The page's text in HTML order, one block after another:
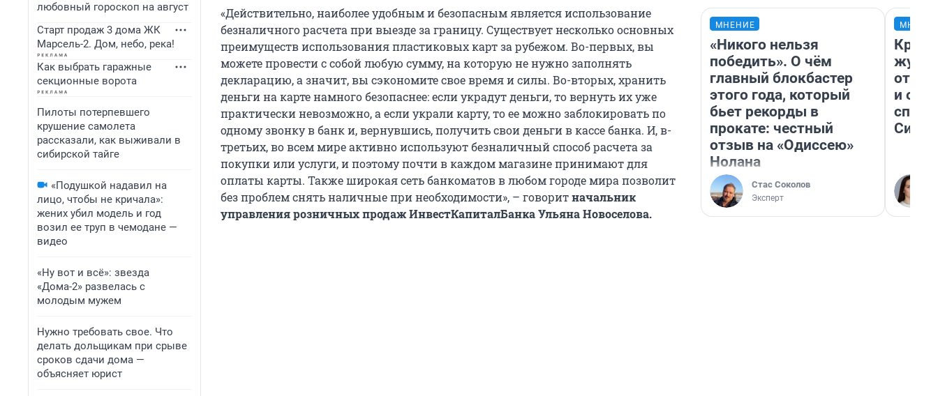
любовный гороскоп на август
Старт продаж 3 дома ЖК
Марсель-2. Дом, небо, река!
Как выбрать гаражные
секционные ворота
Пилоты потерпевшего
крушение самолета
рассказали, как выживали в
сибирской тайге
«Подушкой надавил на
лицо, чтобы не кричала»:
жених убил модель и год
возил ее труп в чемодане —
видео
«Ну вот и всё»: звезда
«Дома-2» развелась с
молодым мужем
Нужно требовать свое. Что
делать дольщикам при срыве
сроков сдачи дома —
объясняет юрист
«Действительно, наиболее удобным и безопасным является использование
безналичного расчета при выезде за границу. Существует несколько основных
преимуществ использования пластиковых карт за рубежом. Во-первых, вы
можете провести с собой любую сумму, на которую не нужно заполнять
декларацию, а значит, вы сэкономите свое время и силы. Во-вторых, хранить
деньги на карте намного безопаснее: если украдут деньги, то вернуть их уже
практически невозможно, а если украли карту, то ее можно заблокировать по
одному звонку в банк и, вернувшись, получить свои деньги в кассе банка. И, в-
третьих, во всем мире активно используют безналичный способ расчета за
покупки или услуги, и поэтому почти в каждом магазине принимают для
оплаты карты. Также широкая сеть банкоматов в любом городе мира позволит
без проблем снять наличные при необходимости», – говоритначальник
управления розничных продаж ИнвестКапиталБанка Ульяна Новоселова.
МНЕНИЕ
«Никого нельзя
победить». О чём
главный блокбастер
этого года, который
бьет рекорды в
прокате: честный
отзыв на «Одиссею»
Нолана
Стас Соколов
Эксперт
и